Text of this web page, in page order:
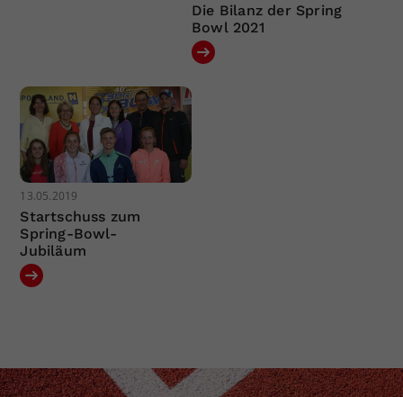
Die Bilanz der Spring
Bowl 2021
13.05.2019
Startschuss zum
Spring-Bowl-
Jubiläum